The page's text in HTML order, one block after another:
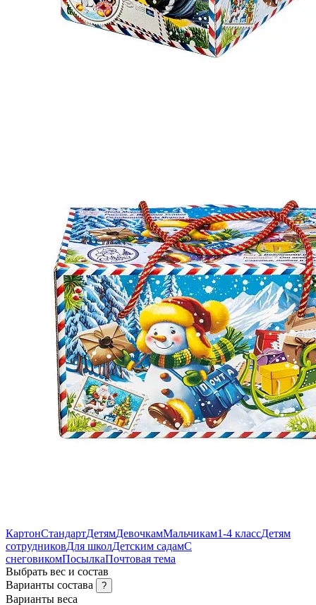
КартонСтандартДетямДевочкамМальчикам1-4 классДетям
сотрудниковДля школДетским садамС
снеговикомПосылкаПочтовая тема
Выбрать вес и состав
Варианты состава
?
Варианты веса